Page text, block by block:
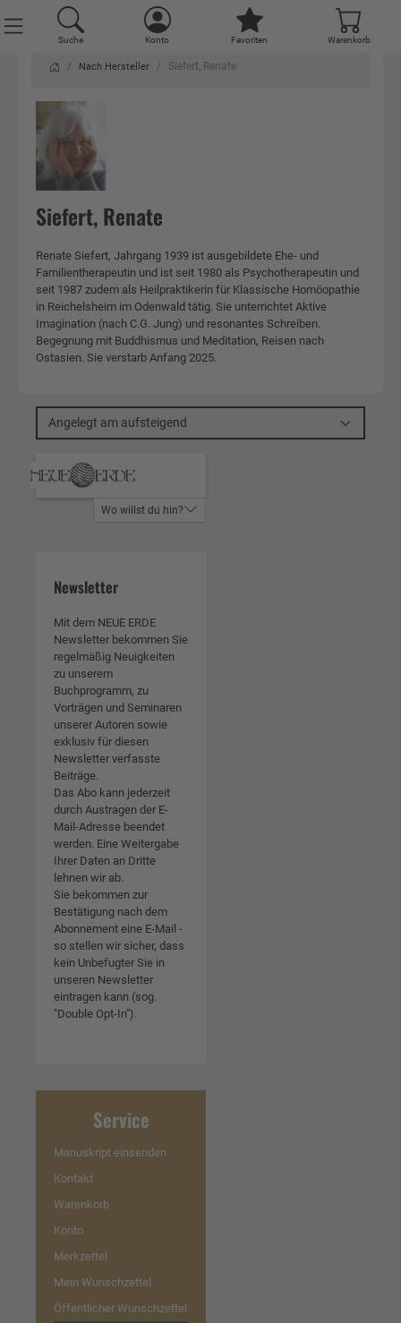
Suche Konto Favoriten Warenkorb
Nach Hersteller Siefert, Renate
Siefert, Renate
Renate Siefert, Jahrgang 1939 ist ausgebildete Ehe- und
Familientherapeutin und ist seit 1980 als Psychotherapeutin und
seit 1987 zudem als Heilpraktikerin für Klassische Homöopathie
in Reichelsheim im Odenwald tätig. Sie unterrichtet Aktive
Imagination (nach C.G. Jung) und resonantes Schreiben.
Begegnung mit Buddhismus und Meditation, Reisen nach
Ostasien. Sie verstarb Anfang 2025.
Angelegt am aufsteigend
Suche Konto Favoriten Warenkorb
Wo willst du hin?
Newsletter
Mit dem NEUE ERDE
Newsletter bekommen Sie
regelmäßig Neuigkeiten
zu unserem
Buchprogramm, zu
Vorträgen und Seminaren
unserer Autoren sowie
exklusiv für diesen
Newsletter verfasste
Beiträge.
Das Abo kann jederzeit
durch Austragen der E-
Mail-Adresse beendet
werden. Eine Weitergabe
Ihrer Daten an Dritte
lehnen wir ab.
Sie bekommen zur
Bestätigung nach dem
Abonnement eine E-Mail -
so stellen wir sicher, dass
kein Unbefugter Sie in
unseren Newsletter
eintragen kann (sog.
"Double Opt-In").
Service
Manuskript einsenden
Kontakt
Warenkorb
Konto
Merkzettel
Mein Wunschzettel
Öffentlicher Wunschzettel